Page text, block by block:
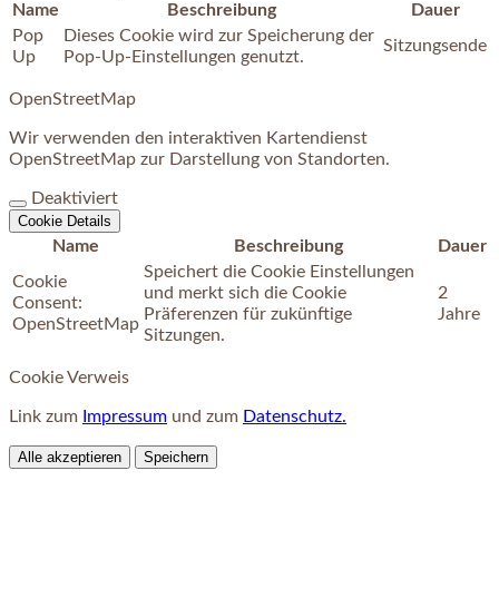
Name Beschreibung
Dauer
Pop
Up
Dieses Cookie wird zur Speicherung der
Pop-Up-Einstellungen genutzt.
Sitzungsende
OpenStreetMap
Wir verwenden den interaktiven Kartendienst
OpenStreetMap zur Darstellung von Standorten.
Deaktiviert
Cookie Details
Name Beschreibung
Dauer
Cookie
Consent:
OpenStreetMap
Speichert die Cookie Einstellungen
und merkt sich die Cookie
Präferenzen für zukünftige
Sitzungen.
2
Jahre
Cookie Verweis
Link zum Impressum und zum Datenschutz.
Alle akzeptieren Speichern